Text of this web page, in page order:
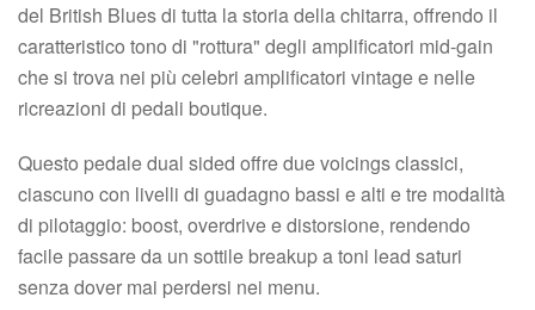
del British Blues di tutta la storia della chitarra, offrendo il
caratteristico tono di "rottura" degli amplificatori mid-gain
che si trova nei più celebri amplificatori vintage e nelle
ricreazioni di pedali boutique.
Questo pedale dual sided offre due voicings classici,
ciascuno con livelli di guadagno bassi e alti e tre modalità
di pilotaggio: boost, overdrive e distorsione, rendendo
facile passare da un sottile breakup a toni lead saturi
senza dover mai perdersi nei menu.